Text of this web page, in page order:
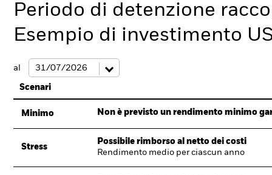
Periodo di detenzione
Esempio di investimento
al
Scenari
Minimo Non è previsto un rendimento minimo
Stress
Possibile rimborso al netto dei costi
Rendimento medio per ciascun anno